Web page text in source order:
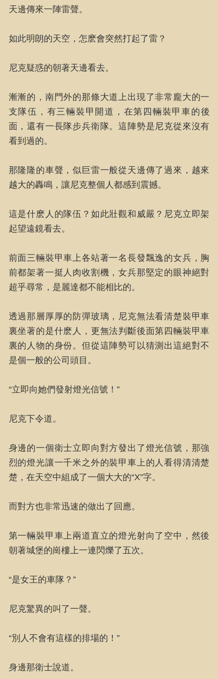
天邊傳來一陣雷聲。
如此明朗的天空，怎麽會突然打起了雷？
尼克疑惑的朝著天邊看去。
漸漸的，南門外的那條大道上出現了非常龐大的一
支隊伍，有三輛裝甲開道，在第四輛裝甲車的後
面，還有一長隊步兵衛隊。這陣勢是尼克從來沒有
看到過的。
那隆隆的車聲，似巨雷一般從天邊傳了過來，越來
越大的轟鳴，讓尼克整個人都感到震撼。
這是什麽人的隊伍？如此壯觀和威嚴？尼克立即架
起望遠鏡看去。
前面三輛裝甲車上各站著一名長發飄逸的女兵，胸
前都架著一挺人肉收割機，女兵那堅定的眼神絕對
超乎尋常，是麗達都不能相比的。
透過那層厚厚的防彈玻璃，尼克無法看清楚裝甲車
裏坐著的是什麽人，更無法判斷後面第四輛裝甲車
裏的人物的身份。但從這陣勢可以猜測出這絕對不
是個一般的公司頭目。
“立即向她們發射燈光信號！”
尼克下令道。
身邊的一個衛士立即向對方發出了燈光信號，那強
烈的燈光讓一千米之外的裝甲車上的人看得清清楚
楚，在天空中組成了一個大大的“X”字。
而對方也非常迅速的做出了回應。
第一輛裝甲車上兩道直立的燈光射向了空中，然後
朝著城堡的崗樓上一連閃爍了五次。
“是女王的車隊？”
尼克驚異的叫了一聲。
“別人不會有這樣的排場的！”
身邊那衛士說道。